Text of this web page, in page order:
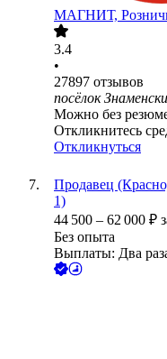
МАГНИТ,
3.4
•
27897 отзывов
посёлок
Можно без
Откликнитесь
Откликнуться
Продавец
1)
44 500 – 62 000 ₽
Без опыта
Выплаты: Два